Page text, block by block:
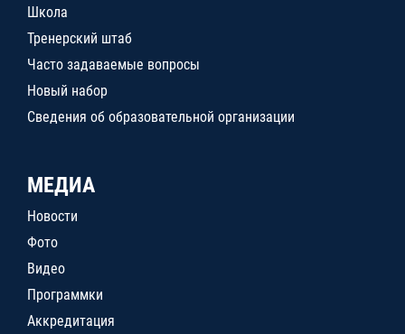
Школа
Тренерский штаб
Часто задаваемые вопросы
Новый набор
Сведения об образовательной организации
МЕДИА
Новости
Фото
Видео
Программки
Аккредитация